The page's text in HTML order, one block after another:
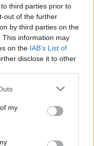
third parties prior to
out of the further
by third parties on the
This information may
on the IAB’s List of
disclose it to other
one or more Google
You may click to
third-party tags to
in below Google
my
Σε λίγο δεν θα
νοητικά την